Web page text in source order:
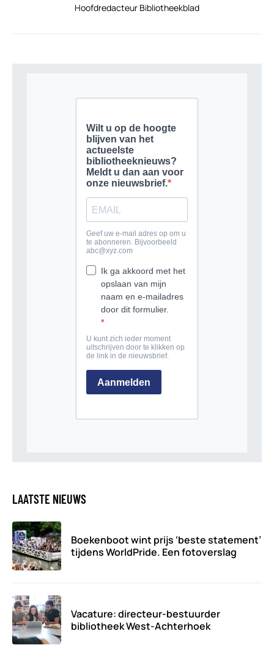
Hoofdredacteur Bibliotheekblad
LAATSTE NIEUWS
Boekenboot wint prijs ‘beste statement’
tijdens WorldPride. Een fotoverslag
Vacature: directeur-bestuurder
bibliotheek West-Achterhoek